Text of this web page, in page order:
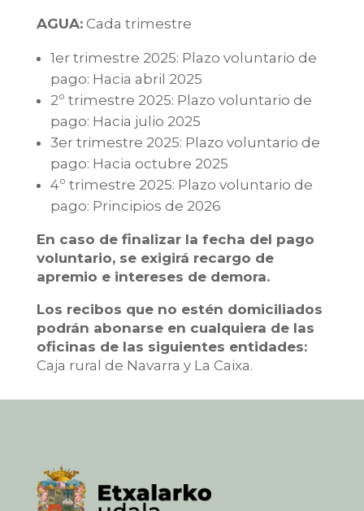
AGUA:Cada trimestre
1er trimestre 2025: Plazo voluntario de
pago: Hacia abril 2025
2º trimestre 2025: Plazo voluntario de
pago: Hacia julio 2025
3er trimestre 2025: Plazo voluntario de
pago: Hacia octubre 2025
4º trimestre 2025: Plazo voluntario de
pago: Principios de 2026
En caso de finalizar la fecha del pago
voluntario, se exigirá recargo de
apremio e intereses de demora.
Los recibos que no estén domiciliados
podrán abonarse en cualquiera de las
oficinas de las siguientes entidades:
Caja rural de Navarra y La Caixa.